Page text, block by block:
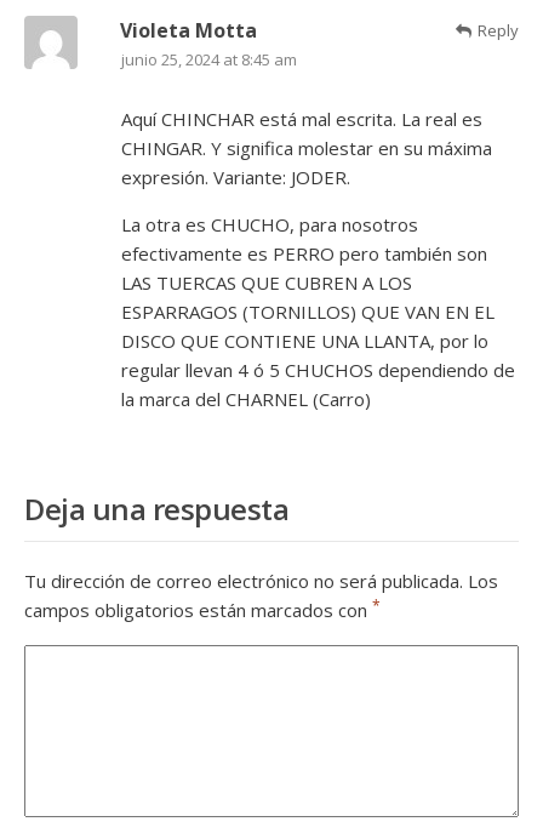
Reply
Violeta Motta
junio 25, 2024 at 8:45 am
Aquí CHINCHAR está mal escrita. La real es
CHINGAR. Y significa molestar en su máxima
expresión. Variante: JODER.
La otra es CHUCHO, para nosotros
efectivamente es PERRO pero también son
LAS TUERCAS QUE CUBREN A LOS
ESPARRAGOS (TORNILLOS) QUE VAN EN EL
DISCO QUE CONTIENE UNA LLANTA, por lo
regular llevan 4 ó 5 CHUCHOS dependiendo de
la marca del CHARNEL (Carro)
Deja una respuesta
Tu dirección de correo electrónico no será publicada. Los
campos obligatorios están marcados con *